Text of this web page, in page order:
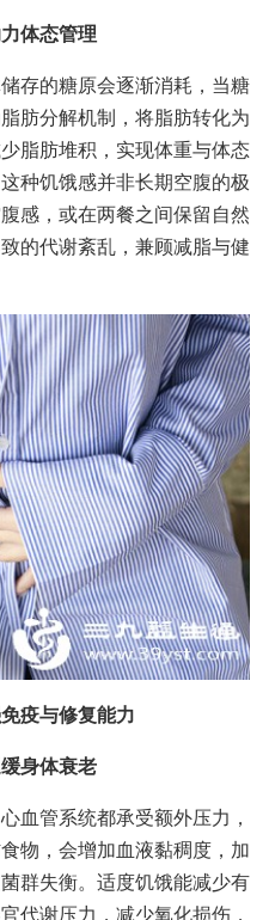
体态管理
存的糖原会逐渐消耗，当糖
肪分解机制，将脂肪转化为
脂肪堆积，实现体重与体态
种饥饿感并非长期空腹的极
感，或在两餐之间保留自然
的代谢紊乱，兼顾减脂与健
疫与修复能力
身体衰老
血管系统都承受额外压力，
物，会增加血液黏稠度，加
群失衡。适度饥饿能减少有
代谢压力，减少氧化损伤，